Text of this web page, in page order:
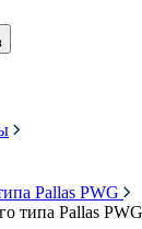
Pallas PWG
типа Pallas PWG